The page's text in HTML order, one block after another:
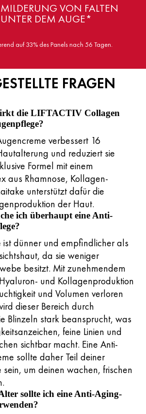
MILDERUNG VON FALTEN
UNTER DEM AUGE*
auf 33% des Panels nach 56 Tagen.
FRAGEN
die LIFTACTIV Collagen
verbessert 16
und reduziert sie
Formel mit einem
aus Rhamnose, Kollagen-
unterstützt dafür die
der Haut.
ich überhaupt eine Anti-
ist dünner und empfindlicher als
da sie weniger
besitzt. Mit zunehmendem
und Kollagenproduktion
und Volumen verloren
dieser Bereich durch
Blinzeln stark beansprucht, was
feine Linien und
sichtbar macht. Eine Anti-
sollte daher Teil deiner
um deinen wachen, frischen
sollte ich eine Anti-Aging-